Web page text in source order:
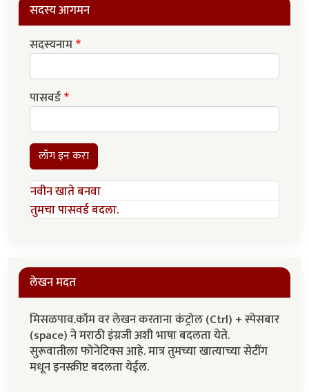
सदस्य आगमन
सदस्यनाम
पासवर्ड
लॉग इन करा
नवीन खाते बनवा
तुमचा पासवर्ड बदला.
लेखन मदत
मिसळपाव.कॉम वर लेखन करताना कंट्रोल (Ctrl) + स्पेसबार
(space) ने मराठी इंग्रजी अशी भाषा बदलता येते.
सुरूवातीला फोनेटिक्स आहे. मात्र तुमच्या खात्याच्या सेटींग
मधून इनस्क्रीप्ट बदलता येईल.